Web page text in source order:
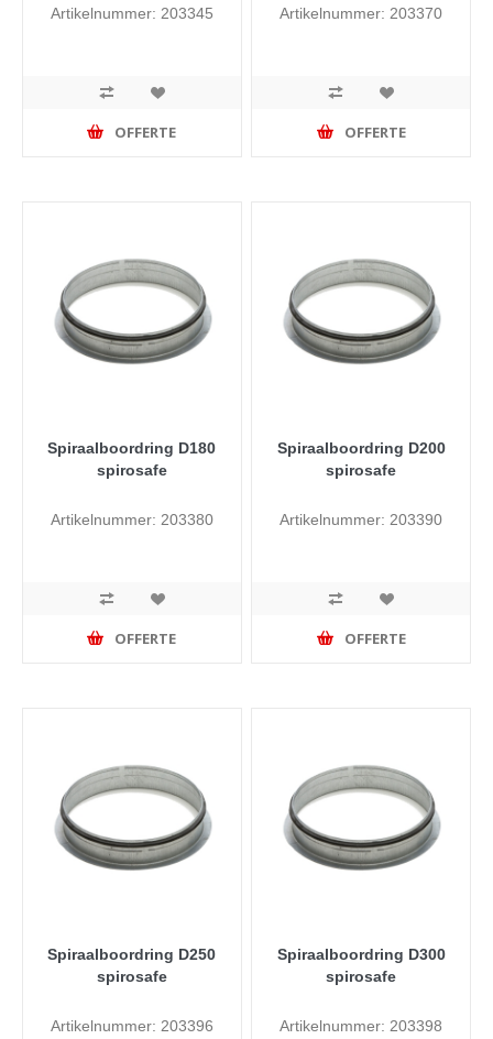
Artikelnummer: 203345
OFFERTE
Artikelnummer: 203370
OFFERTE
Spiraalboordring D180
spirosafe
Artikelnummer: 203380
OFFERTE
Spiraalboordring D200
spirosafe
Artikelnummer: 203390
OFFERTE
Spiraalboordring D250
spirosafe
Artikelnummer: 203396
Spiraalboordring D300
spirosafe
Artikelnummer: 203398